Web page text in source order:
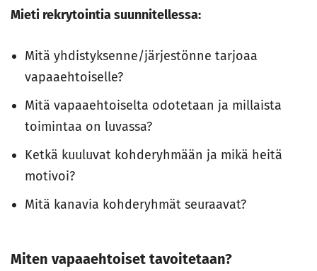
Mieti rekrytointia suunnitellessa:
Mitä yhdistyksenne/järjestönne tarjoaa
vapaaehtoiselle?
Mitä vapaaehtoiselta odotetaan ja millaista
toimintaa on luvassa?
Ketkä kuuluvat kohderyhmään ja mikä heitä
motivoi?
Mitä kanavia kohderyhmät seuraavat?
Miten vapaaehtoiset tavoitetaan?